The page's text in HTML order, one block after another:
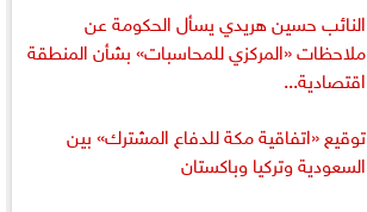
النائب حسين هريدي يسأل الحكومة عن
ملاحظات «المركزي للمحاسبات» بشأن المنطقة
اقتصادية...
توقيع «اتفاقية مكة للدفاع المشترك» بين
السعودية وتركيا وباكستان